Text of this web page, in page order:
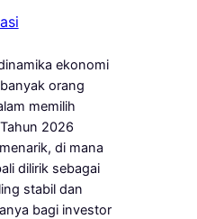
ekonomi
orang
memilih
2026
di mana
dilirik sebagai
stabil dan
bagi investor